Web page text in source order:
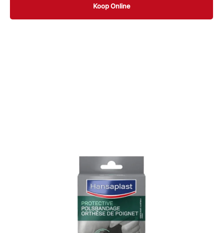
Koop Online